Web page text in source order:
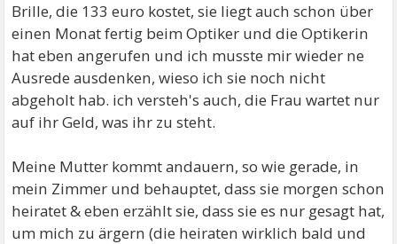
Brille, die 133 euro kostet, sie liegt auch schon über
einen Monat fertig beim Optiker und die Optikerin
hat eben angerufen und ich musste mir wieder ne
Ausrede ausdenken, wieso ich sie noch nicht
abgeholt hab. ich versteh's auch, die Frau wartet nur
auf ihr Geld, was ihr zu steht.
Meine Mutter kommt andauern, so wie gerade, in
mein Zimmer und behauptet, dass sie morgen schon
heiratet & eben erzählt sie, dass sie es nur gesagt hat,
um mich zu ärgern (die heiraten wirklich bald und